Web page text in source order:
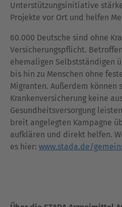
Unterstützungsinitiative
Projekte vor Ort und helfen
60.000 Deutsche sind ohne
Versicherungspflicht.
ehemaligen Selbstständigen
bis hin zu Menschen ohne
Migranten. Außerdem können
Krankenversicherung keine
Gesundheitsversorgung
breit angelegten Kampagne
aufklären und direkt helfen.
es hier: www.stada.de/